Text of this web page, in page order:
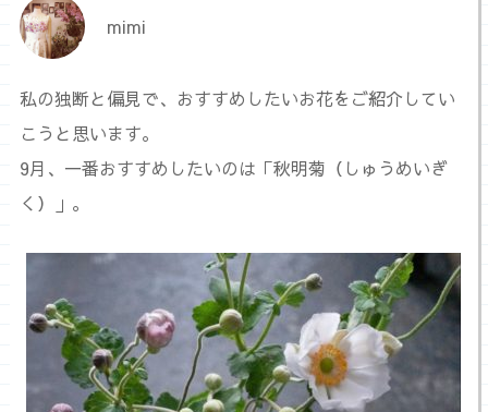
mimi
私の独断と偏見で、おすすめしたいお花をご紹介してい
こうと思います。
9月、一番おすすめしたいのは「秋明菊（しゅうめいぎ
く）」。